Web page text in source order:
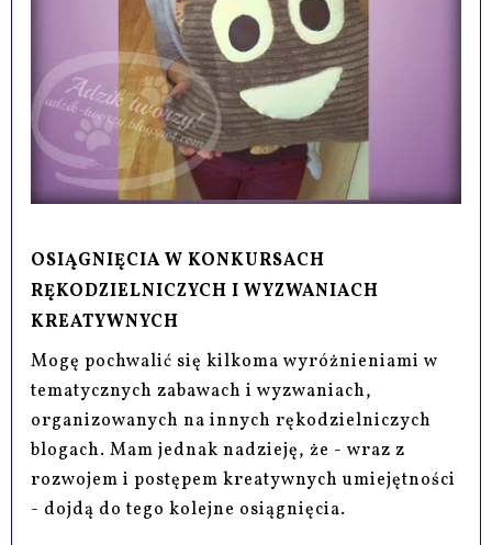
OSIĄGNIĘCIA W KONKURSACH
RĘKODZIELNICZYCH I WYZWANIACH
KREATYWNYCH
Mogę pochwalić się kilkoma wyróżnieniami w
tematycznych zabawach i wyzwaniach,
organizowanych na innych rękodzielniczych
blogach. Mam jednak nadzieję, że - wraz z
rozwojem i postępem kreatywnych umiejętności
- dojdą do tego kolejne osiągnięcia.